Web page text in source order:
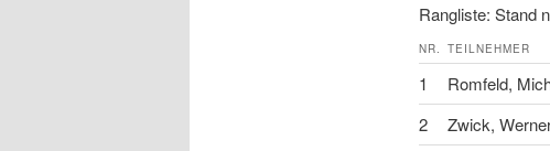
Rangliste: Stand
NR. TEILNEHMER
1 Romfeld,
2
Zwick,